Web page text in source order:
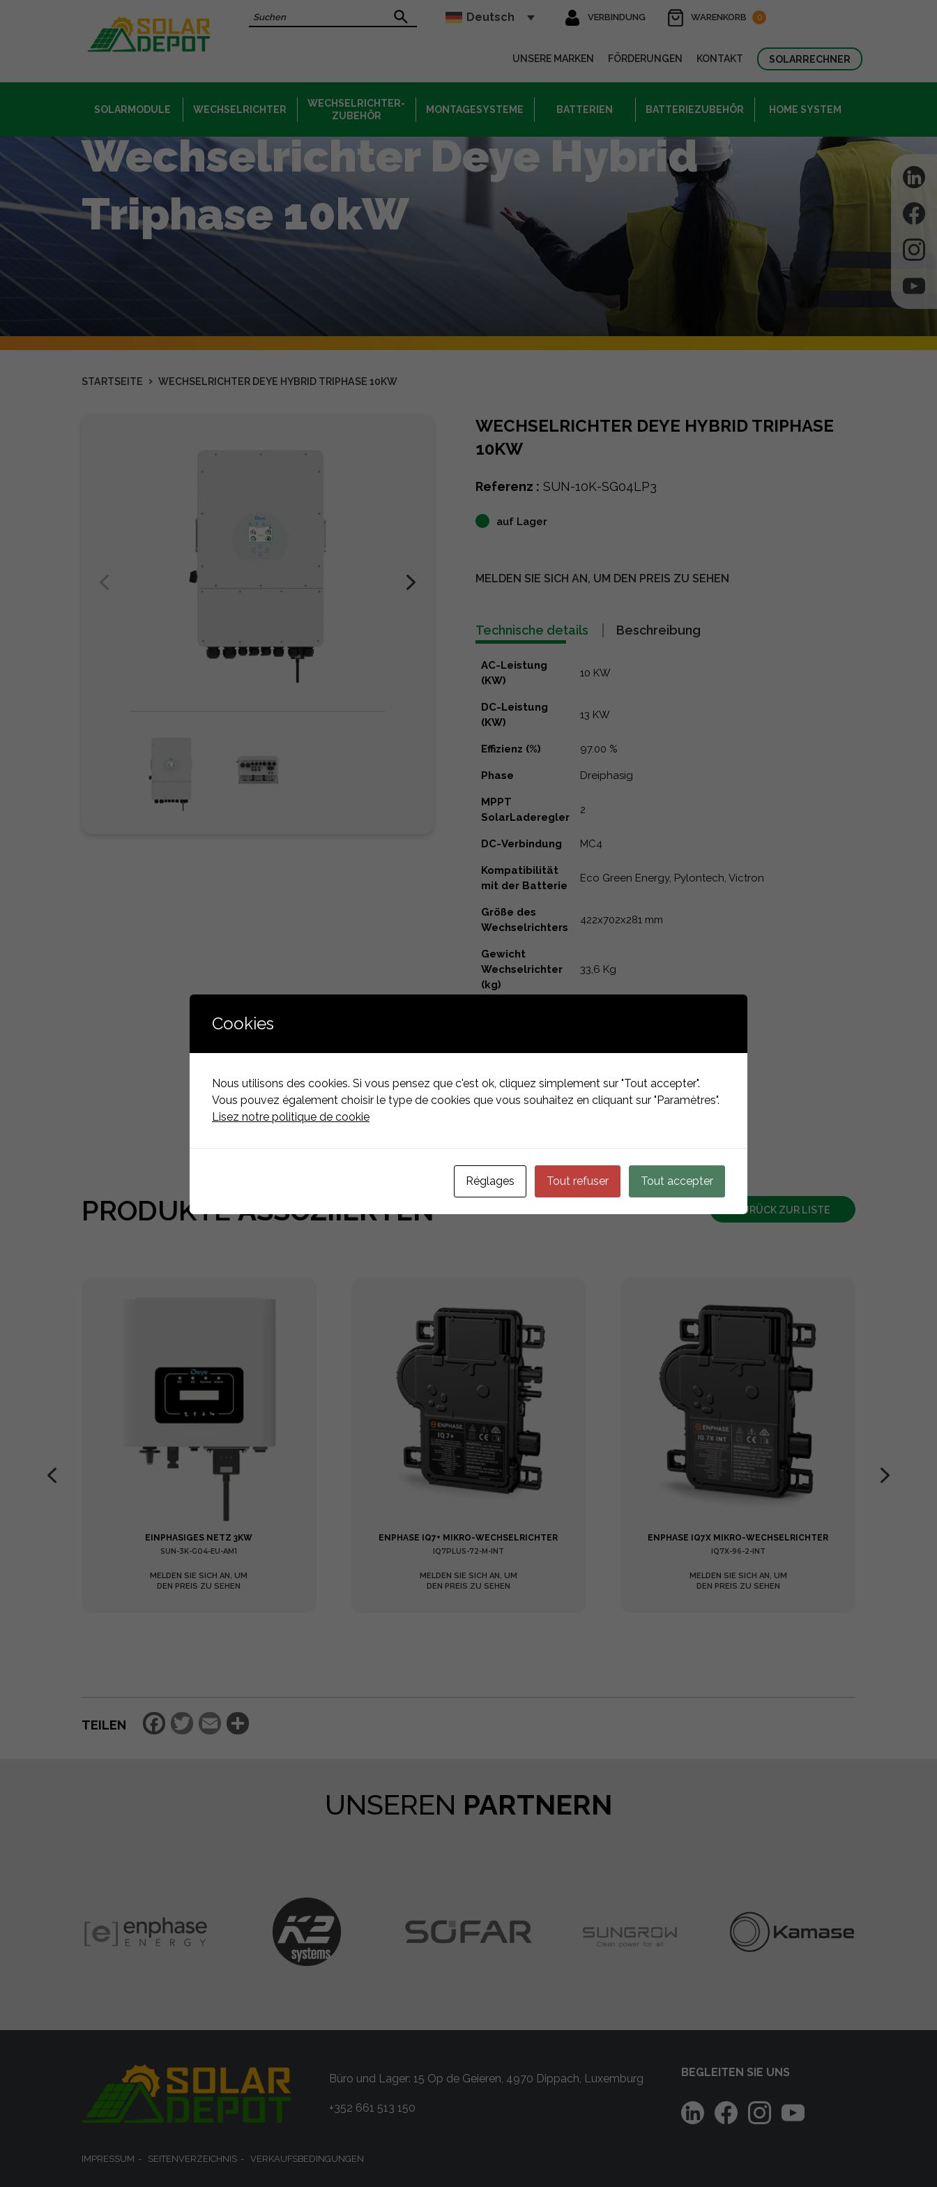
Recherche sur le site
Deutsch VERBINDUNG WARENKORB 0
UNSERE MARKEN FÖRDERUNGEN KONTAKT SOLARRECHNER
SOLARMODULE WECHSELRICHTER
WECHSELRICHTER-
ZUBEHÖR
MONTAGESYSTEME BATTERIEN BATTERIEZUBEHÖR HOME SYSTEM
Wechselrichter Deye Hybrid
Triphase 10kW
STARTSEITE › WECHSELRICHTER DEYE HYBRID TRIPHASE 10KW
WECHSELRICHTER DEYE HYBRID TRIPHASE
10KW
Referenz : SUN-10K-SG04LP3
auf Lager
MELDEN SIE SICH AN, UM DEN PREIS ZU SEHEN
Technische details Beschreibung
AC-Leistung
(KW)
10 KW
DC-Leistung
(KW)
13 KW
Effizienz (%) 97.00 %
Phase Dreiphasig
MPPT
SolarLaderegler
2
DC-Verbindung MC4
Kompatibilität
mit der Batterie
Eco Green Energy, Pylontech, Victron
Größe des
Wechselrichters
422x702x281 mm
Gewicht
Wechselrichter
(kg)
33,6 Kg
PRODUKTEASSOZIIERTEN ZURÜCK ZUR LISTE
EINPHASIGES NETZ 3KW
SUN-3K-G04-EU-AM1
MELDEN SIE SICH AN, UM
DEN PREIS ZU SEHEN
ENPHASE IQ7+ MIKRO-WECHSELRICHTER
IQ7PLUS-72-M-INT
MELDEN SIE SICH AN, UM
DEN PREIS ZU SEHEN
ENPHASE IQ7X MIKRO-WECHSELRICHTER
IQ7X-96-2-INT
MELDEN SIE SICH AN, UM
DEN PREIS ZU SEHEN
TEILEN Facebook
Twitter
Email
UNSEREN PARTNERN
Büro und Lager: 15 Op de Geieren, 4970 Dippach, Luxemburg
+352 661 513 150
BEGLEITEN SIE UNS
IMPRESSUM SEITENVERZEICHNIS VERKAUFSBEDINGUNGEN
Cookies
Nous utilisons des cookies. Si vous pensez que c'est ok, cliquez simplement sur "Tout accepter".
Vous pouvez également choisir le type de cookies que vous souhaitez en cliquant sur "Paramètres".
Lisez notre politique de cookie
Réglages Tout refuser Tout accepter